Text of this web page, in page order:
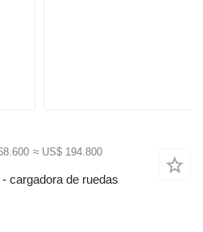
≈ US$ 194.800
cargadora de ruedas